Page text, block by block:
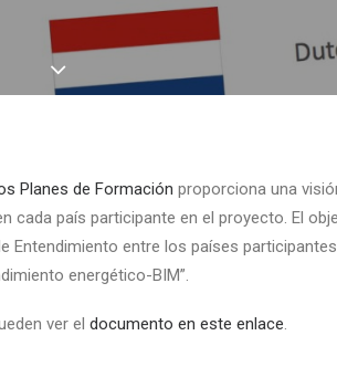
Planes de Formación proporciona una
cada país participante en el proyecto. El
Entendimiento entre los países
energético-BIM”.
ver el documento en este enlace.